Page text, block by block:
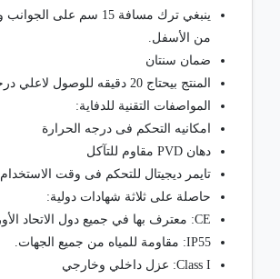
من الأسفل.
ضمان سنتان
المنتج بيحتاج 20 دقيقه للوصول لاعلي درجه تسخين
المواصفات التقنية للدفاية:
امكانيه التحكم فى درجه الحرارة
دهان PVD مقاوم للتآكل
تايمر ديجيتال للتحكم فى وقت الاستخدام
حاصلة على ثلاثة شهادات دولية:
CE: معترف بها في جميع دول الاتحاد الأوروبي.
IP55: مقاومة للمياه من جميع الجهات.
Class I: عزل داخلي وخارجي